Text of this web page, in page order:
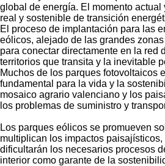
global de energía. El momento
real y sostenible de transición
El proceso de implantación para las
eólicos, alejado de las grandes
para conectar directamente en la red
territorios que transita y la inevitable
Muchos de los parques fotovoltaicos
fundamental para la vida y la
mosaico agrario valenciano y los
los problemas de suministro y
Los parques eólicos se promueven
multiplican los impactos
dificultarán los necesarios procesos
interior como garante de la